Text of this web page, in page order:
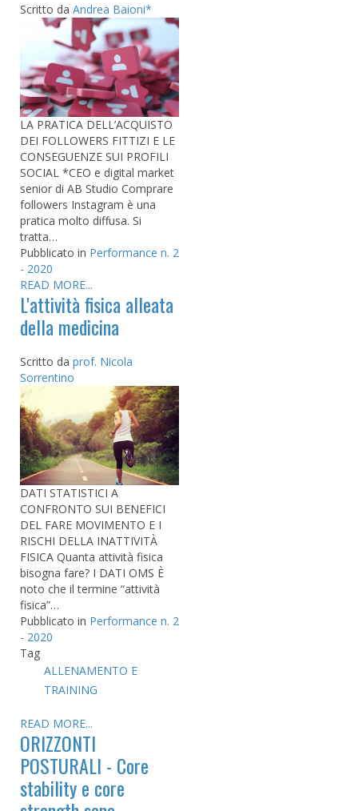
Scritto da Andrea Baioni*
LA PRATICA DELL’ACQUISTO
DEI FOLLOWERS FITTIZI E LE
CONSEGUENZE SUI PROFILI
SOCIAL *CEO e digital market
senior di AB Studio Comprare
followers Instagram è una
pratica molto diffusa. Si
tratta…
Pubblicato in Performance n. 2
- 2020
READ MORE...
L'attività fisica alleata
della medicina
Scritto da prof. Nicola
Sorrentino
DATI STATISTICI A
CONFRONTO SUI BENEFICI
DEL FARE MOVIMENTO E I
RISCHI DELLA INATTIVITÀ
FISICA Quanta attività fisica
bisogna fare? I DATI OMS È
noto che il termine “attività
fisica”…
Pubblicato in Performance n. 2
- 2020
Tag
ALLENAMENTO E
TRAINING
READ MORE...
ORIZZONTI
POSTURALI - Core
stability e core